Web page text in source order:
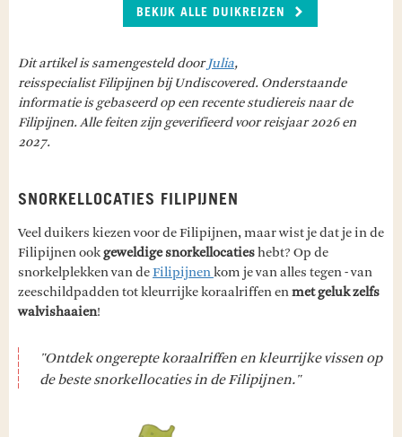
BEKIJK ALLE DUIKREIZEN
Dit artikel is samengesteld doorJulia,
reisspecialist Filipijnen bij Undiscovered. Onderstaande
informatie is gebaseerd op een recente studiereis naar de
Filipijnen. Alle feiten zijn geverifieerd voor reisjaar 2026 en
2027.
SNORKELLOCATIES FILIPIJNEN
Veel duikers kiezen voor de Filipijnen, maar wist je dat je in de
Filipijnen ookgeweldige snorkellocatieshebt? Op de
snorkelplekken van deFilipijnenkom je van alles tegen - van
zeeschildpadden tot kleurrijke koraalriffen enmet geluk zelfs
walvishaaien!
"Ontdek ongerepte koraalriffen en kleurrijke vissen op
de beste snorkellocaties in de Filipijnen."